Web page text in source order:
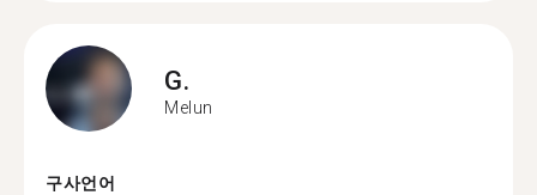
G.
Melun
구사언어